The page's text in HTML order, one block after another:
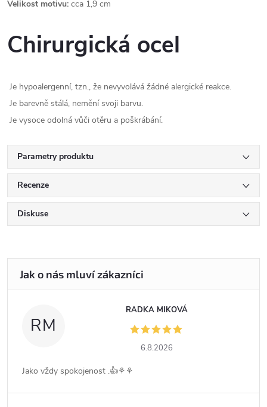
Velikost motivu: cca 1,9 cm
Chirurgická ocel
Je hypoalergenní, tzn., že nevyvolává žádné alergické reakce.
Je barevně stálá, nemění svoji barvu.
Je vysoce odolná vůči otěru a poškrábání.
Parametry produktu
Recenze
Diskuse
RM
RADKA MIKOVÁ
6.8.2026
Jako vždy spokojenost .👍⚘️⚘️